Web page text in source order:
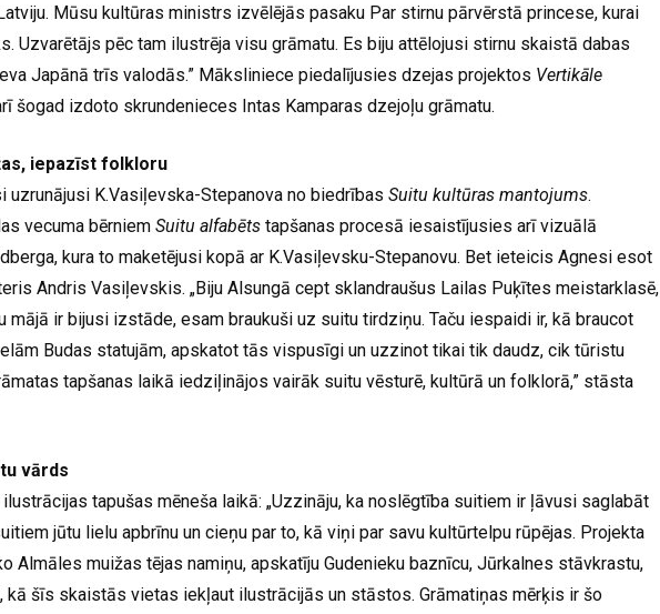
Mūsu kultūras ministrs izvēlējās pasaku Par stirnu pārvērstā princese, kurai
Uzvarētājs pēc tam ilustrēja visu grāmatu. Es biju attēlojusi stirnu skaistā dabas
Japānā trīs valodās.” Māksliniece piedalījusies dzejas projektos Vertikāle
šogad izdoto skrundenieces Intas Kamparas dzejoļu grāmatu.
iepazīst folkloru
uzrunājusi K.Vasiļevska-Stepanova no biedrības Suitu kultūras mantojums.
vecuma bērniem Suitu alfabēts tapšanas procesā iesaistījusies arī vizuālā
kura to maketējusi kopā ar K.Vasiļevsku-Stepanovu. Bet ieteicis Agnesi esot
Andris Vasiļevskis. „Biju Alsungā cept sklandraušus Lailas Puķītes meistarklasē,
mājā ir bijusi izstāde, esam braukuši uz suitu tirdziņu. Taču iespaidi ir, kā braucot
Budas statujām, apskatot tās vispusīgi un uzzinot tikai tik daudz, cik tūristu
tapšanas laikā iedziļinājos vairāk suitu vēsturē, kultūrā un folklorā,” stāsta
vārds
tapušas mēneša laikā: „Uzzināju, ka noslēgtība suitiem ir ļāvusi saglabāt
jūtu lielu apbrīnu un cieņu par to, kā viņi par savu kultūrtelpu rūpējas. Projekta
Almāles muižas tējas namiņu, apskatīju Gudenieku baznīcu, Jūrkalnes stāvkrastu,
kā šīs skaistās vietas iekļaut ilustrācijās un stāstos. Grāmatiņas mērķis ir šo